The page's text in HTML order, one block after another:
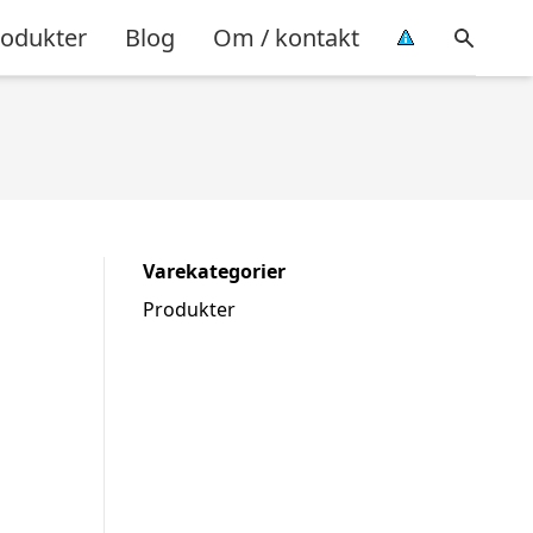
Blog Om / kontakt
Varekategorier
Produkter